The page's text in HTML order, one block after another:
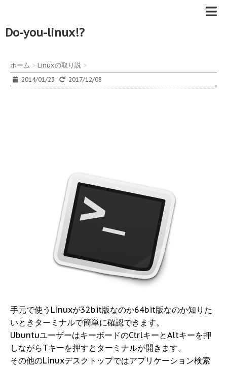
Do-you-linux!?
ホーム > Linuxの取り説 >
2014/01/23 2017/12/08
手元で使うLinuxが32bit版なのか64bit版なのか知りた
いときターミナルで簡単に確認できます。
UbuntuユーザーはキーボードのCtrlキーとAltキーを押
しながらTキーを押すとターミナルが開きます。
その他のLinuxデスクトップではアプリケーション検索